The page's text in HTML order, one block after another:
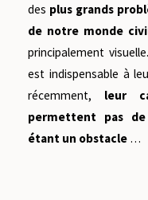
des plus grands
de notre monde
principalement
est indispensable à
récemment, leur
permettent pas
étant un obstacle …